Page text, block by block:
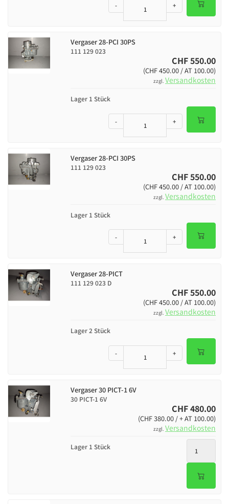
- +
Vergaser 28-PCI 30PS
111 129 023
CHF 550.00
(CHF 450.00 / AT 100.00)
zzgl. Versandkosten
Lager 1 Stück
- +
Vergaser 28-PCI 30PS
111 129 023
CHF 550.00
(CHF 450.00 / AT 100.00)
zzgl. Versandkosten
Lager 1 Stück
- +
Vergaser 28-PICT
111 129 023 D
CHF 550.00
(CHF 450.00 / AT 100.00)
zzgl. Versandkosten
Lager 2 Stück
- +
Vergaser 30 PICT-1 6V
30 PICT-1 6V
CHF 480.00
(CHF 380.00 / + AT 100.00)
zzgl. Versandkosten
Lager 1 Stück